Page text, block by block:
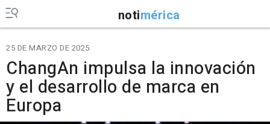
notimérica
25 DE MARZO DE 2025
ChangAn impulsa la innovación
y el desarrollo de marca en
Europa